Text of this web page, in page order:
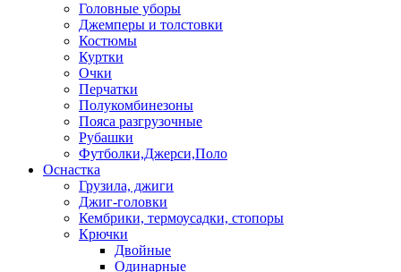
Головные уборы
Джемперы и толстовки
Костюмы
Куртки
Очки
Перчатки
Полукомбинезоны
Пояса разгрузочные
Рубашки
Футболки,Джерси,Поло
Оснастка
Грузила, джиги
Джиг-головки
Кембрики, термоусадки, стопоры
Крючки
Двойные
Одинарные